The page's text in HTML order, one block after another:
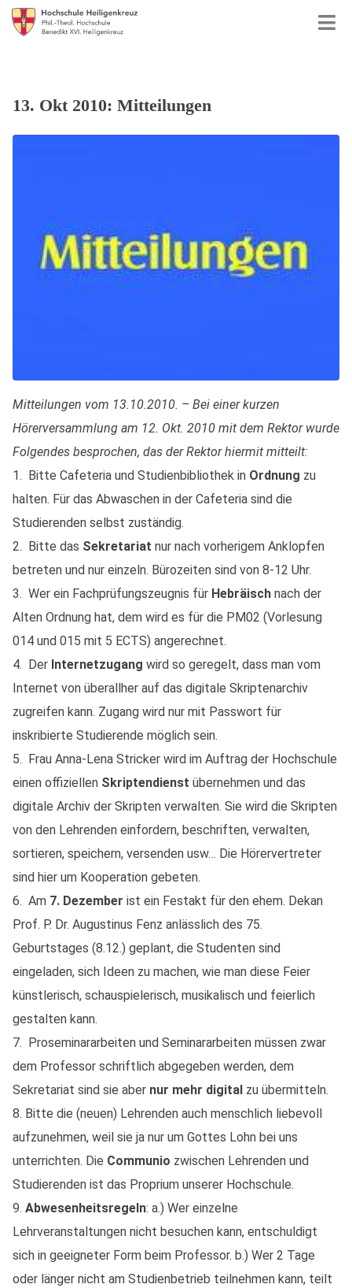
13. Okt 2010: Mitteilungen
Mitteilungen vom 13.10.2010. – Bei einer kurzen
Hörerversammlung am 12. Okt. 2010 mit dem Rektor wurde
Folgendes besprochen, das der Rektor hiermit mitteilt:
1. Bitte Cafeteria und Studienbibliothek in Ordnung zu
halten. Für das Abwaschen in der Cafeteria sind die
Studierenden selbst zuständig.
2. Bitte das Sekretariat nur nach vorherigem Anklopfen
betreten und nur einzeln. Bürozeiten sind von 8-12 Uhr.
3. Wer ein Fachprüfungszeugnis für Hebräisch nach der
Alten Ordnung hat, dem wird es für die PM02 (Vorlesung
014 und 015 mit 5 ECTS) angerechnet.
4. Der Internetzugang wird so geregelt, dass man vom
Internet von überallher auf das digitale Skriptenarchiv
zugreifen kann. Zugang wird nur mit Passwort für
inskribierte Studierende möglich sein.
5. Frau Anna-Lena Stricker wird im Auftrag der Hochschule
einen offiziellen Skriptendienst übernehmen und das
digitale Archiv der Skripten verwalten. Sie wird die Skripten
von den Lehrenden einfordern, beschriften, verwalten,
sortieren, speichern, versenden usw… Die Hörervertreter
sind hier um Kooperation gebeten.
6. Am 7. Dezember ist ein Festakt für den ehem. Dekan
Prof. P. Dr. Augustinus Fenz anlässlich des 75.
Geburtstages (8.12.) geplant, die Studenten sind
eingeladen, sich Ideen zu machen, wie man diese Feier
künstlerisch, schauspielerisch, musikalisch und feierlich
gestalten kann.
7. Proseminararbeiten und Seminararbeiten müssen zwar
dem Professor schriftlich abgegeben werden, dem
Sekretariat sind sie aber nur mehr digital zu übermitteln.
8. Bitte die (neuen) Lehrenden auch menschlich liebevoll
aufzunehmen, weil sie ja nur um Gottes Lohn bei uns
unterrichten. Die Communio zwischen Lehrenden und
Studierenden ist das Proprium unserer Hochschule.
9. Abwesenheitsregeln: a.) Wer einzelne
Lehrveranstaltungen nicht besuchen kann, entschuldigt
sich in geeigneter Form beim Professor. b.) Wer 2 Tage
oder länger nicht am Studienbetrieb teilnehmen kann, teilt